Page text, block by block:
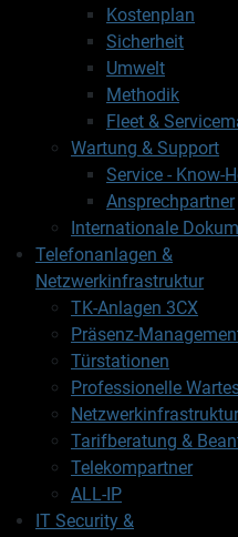
Kostenplan
Sicherheit
Umwelt
Methodik
Fleet &
Wartung & Support
Service - Know-
Ansprechpartner
Internationale
Telefonanlagen &
Netzwerkinfrastruktur
TK-Anlagen 3CX
Präsenz-
Türstationen
Professionelle
Netzwerkinfrastruktur
Tarifberatung &
Telekompartner
ALL-IP
IT Security &